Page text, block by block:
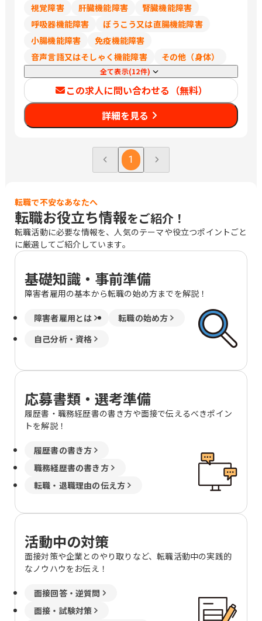
視覚障害
肝臓機能障害
腎臓機能障害
呼吸器機能障害
ぼうこう又は直腸機能障害
小腸機能障害
免疫機能障害
音声言語又はそしゃく機能障害
その他（身体）
全て表示(12件)
この求人に問い合わせる（無料）
詳細を見る
1
転職で不安なあなたへ
転職お役立ち情報をご紹介！
転職活動に必要な情報を、人気のテーマや役立つポイントごと
に厳選してご紹介しています。
基礎知識・事前準備
障害者雇用の基本から転職の始め方までを解説！
障害者雇用とは
転職の始め方
自己分析・資格
応募書類・選考準備
履歴書・職務経歴書の書き方や面接で伝えるべきポイン
トを解説！
履歴書の書き方
職務経歴書の書き方
転職・退職理由の伝え方
活動中の対策
面接対策や企業とのやり取りなど、転職活動中の実践的
なノウハウをお伝え！
面接回答・逆質問
面接・試験対策